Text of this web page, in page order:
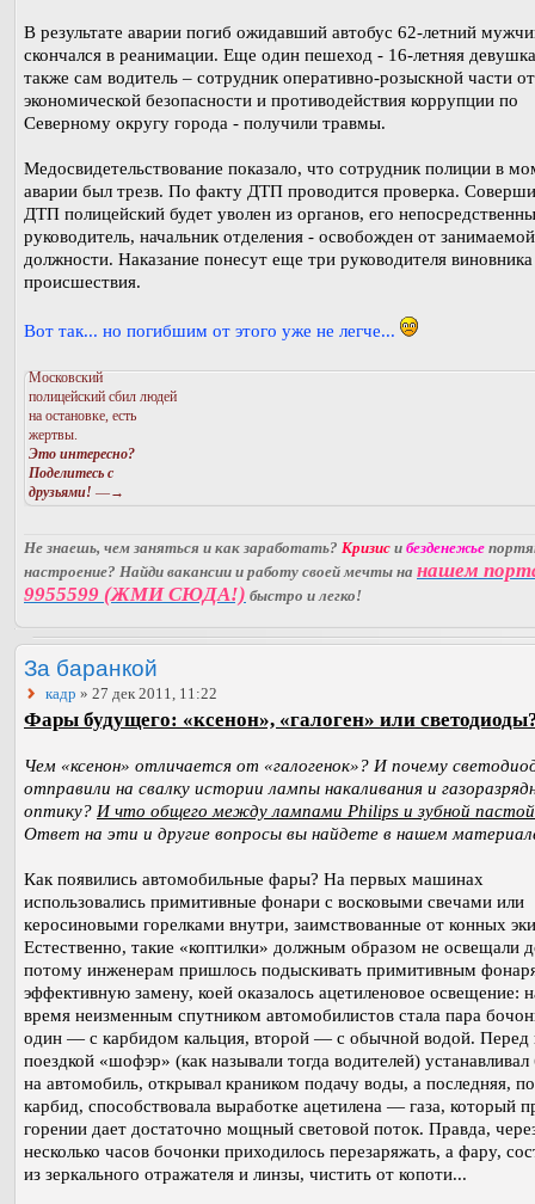
В результате аварии погиб ожидавший автобус 62-летний
скончался в реанимации. Еще один пешеход - 16-летняя
также сам водитель – сотрудник оперативно-розыскной части
экономической безопасности и противодействия коррупции по
Северному округу города - получили травмы.
Медосвидетельствование показало, что сотрудник полиции в
аварии был трезв. По факту ДТП проводится проверка.
ДТП полицейский будет уволен из органов, его
руководитель, начальник отделения - освобожден от занимаемой
должности. Наказание понесут еще три руководителя виновника
происшествия.
Вот так... но погибшим от этого уже не легче...
Московский
полицейский сбил людей
на остановке, есть
жертвы.
Это интересно?
Поделитесь с
друзьями! —→
Не знаешь, чем заняться и как заработать? Кризис и безденежье
настроение? Найди вакансии и работу своей мечты на нашем
9955599 (ЖМИ СЮДА!) быстро и легко!
За баранкой
кадр » 27 дек 2011, 11:22
Фары будущего: «ксенон», «галоген» или
Чем «ксенон» отличается от «галогенок»? И почему
отправили на свалку истории лампы накаливания и
оптику? И что общего между лампами Philips и зубной
Ответ на эти и другие вопросы вы найдете в нашем
Как появились автомобильные фары? На первых машинах
использовались примитивные фонари с восковыми свечами или
керосиновыми горелками внутри, заимствованные от конных
Естественно, такие «коптилки» должным образом не освещали
потому инженерам пришлось подыскивать примитивным
эффективную замену, коей оказалось ацетиленовое освещение:
время неизменным спутником автомобилистов стала пара
один — с карбидом кальция, второй — с обычной водой. Перед
поездкой «шофэр» (как называли тогда водителей)
на автомобиль, открывал краником подачу воды, а последняя,
карбид, способствовала выработке ацетилена — газа, который
горении дает достаточно мощный световой поток. Правда,
несколько часов бочонки приходилось перезаряжать, а фару,
из зеркального отражателя и линзы, чистить от копоти...